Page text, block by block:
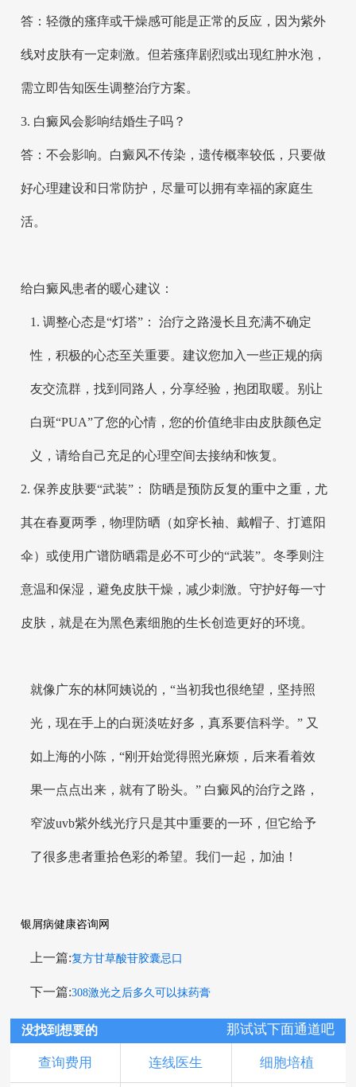
答：轻微的瘙痒或干燥感可能是正常的反应，因为紫外
线对皮肤有一定刺激。但若瘙痒剧烈或出现红肿水泡，
需立即告知医生调整治疗方案。
3. 白癜风会影响结婚生子吗？
答：不会影响。白癜风不传染，遗传概率较低，只要做
好心理建设和日常防护，尽量可以拥有幸福的家庭生
活。
给白癜风患者的暖心建议：
1. 调整心态是“灯塔”： 治疗之路漫长且充满不确定
性，积极的心态至关重要。建议您加入一些正规的病
友交流群，找到同路人，分享经验，抱团取暖。别让
白斑“PUA”了您的心情，您的价值绝非由皮肤颜色定
义，请给自己充足的心理空间去接纳和恢复。
2. 保养皮肤要“武装”： 防晒是预防反复的重中之重，尤
其在春夏两季，物理防晒（如穿长袖、戴帽子、打遮阳
伞）或使用广谱防晒霜是必不可少的“武装”。冬季则注
意温和保湿，避免皮肤干燥，减少刺激。守护好每一寸
皮肤，就是在为黑色素细胞的生长创造更好的环境。
就像广东的林阿姨说的，“当初我也很绝望，坚持照
光，现在手上的白斑淡咗好多，真系要信科学。” 又
如上海的小陈，“刚开始觉得照光麻烦，后来看着效
果一点点出来，就有了盼头。” 白癜风的治疗之路，
窄波uvb紫外线光疗只是其中重要的一环，但它给予
了很多患者重拾色彩的希望。我们一起，加油！
银屑病健康咨询网
上一篇:复方甘草酸苷胶囊忌口
下一篇:308激光之后多久可以抹药膏
没找到想要的 那试试下面通道吧
查询费用 连线医生 细胞培植